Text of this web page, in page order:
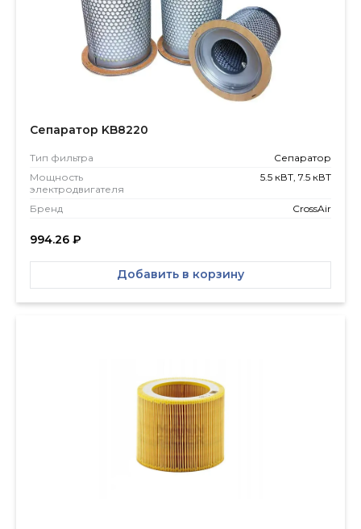
Сепаратор KB8220
Тип фильтра
Сепаратор
Мощность
электродвигателя
5.5 кВТ, 7.5 кВТ
Бренд CrossAir
994.26 ₽
Добавить в корзину